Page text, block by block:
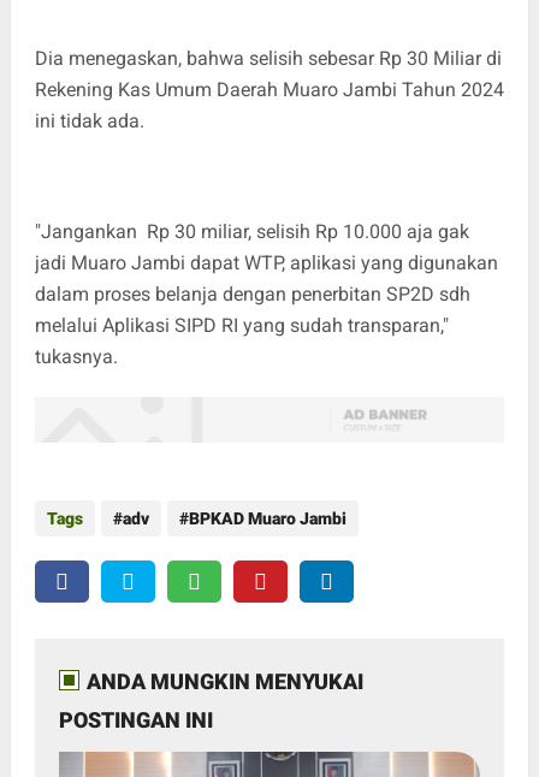
Dia menegaskan, bahwa selisih sebesar Rp 30 Miliar di
Rekening Kas Umum Daerah Muaro Jambi Tahun 2024
ini tidak ada.
"Jangankan Rp 30 miliar, selisih Rp 10.000 aja gak
jadi Muaro Jambi dapat WTP, aplikasi yang digunakan
dalam proses belanja dengan penerbitan SP2D sdh
melalui Aplikasi SIPD RI yang sudah transparan,"
tukasnya.
Tags adv BPKAD Muaro Jambi
ANDA MUNGKIN MENYUKAI
POSTINGAN INI